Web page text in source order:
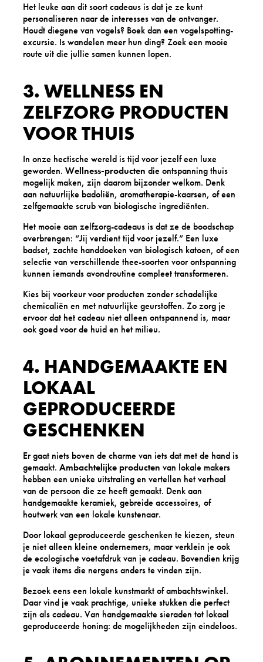
Het leuke aan dit soort cadeaus is dat je ze kunt
personaliseren naar de interesses van de ontvanger.
Houdt diegene van vogels? Boek dan een vogelspotting-
excursie. Is wandelen meer hun ding? Zoek een mooie
route uit die jullie samen kunnen lopen.
3. WELLNESS EN
ZELFZORG PRODUCTEN
VOOR THUIS
In onze hectische wereld is tijd voor jezelf een luxe
geworden. Wellness-producten die ontspanning thuis
mogelijk maken, zijn daarom bijzonder welkom. Denk
aan natuurlijke badoliën, aromatherapie-kaarsen, of een
zelfgemaakte scrub van biologische ingrediënten.
Het mooie aan zelfzorg-cadeaus is dat ze de boodschap
overbrengen: “Jij verdient tijd voor jezelf.” Een luxe
badset, zachte handdoeken van biologisch katoen, of een
selectie van verschillende thee-soorten voor ontspanning
kunnen iemands avondroutine compleet transformeren.
Kies bij voorkeur voor producten zonder schadelijke
chemicaliën en met natuurlijke geurstoffen. Zo zorg je
ervoor dat het cadeau niet alleen ontspannend is, maar
ook goed voor de huid en het milieu.
4. HANDGEMAAKTE EN
LOKAAL
GEPRODUCEERDE
GESCHENKEN
Er gaat niets boven de charme van iets dat met de hand is
gemaakt. Ambachtelijke producten van lokale makers
hebben een unieke uitstraling en vertellen het verhaal
van de persoon die ze heeft gemaakt. Denk aan
handgemaakte keramiek, gebreide accessoires, of
houtwerk van een lokale kunstenaar.
Door lokaal geproduceerde geschenken te kiezen, steun
je niet alleen kleine ondernemers, maar verklein je ook
de ecologische voetafdruk van je cadeau. Bovendien krijg
je vaak items die nergens anders te vinden zijn.
Bezoek eens een lokale kunstmarkt of ambachtswinkel.
Daar vind je vaak prachtige, unieke stukken die perfect
zijn als cadeau. Van handgemaakte sieraden tot lokaal
geproduceerde honing: de mogelijkheden zijn eindeloos.